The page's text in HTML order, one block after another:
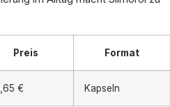
Preis Format
€ Kapseln